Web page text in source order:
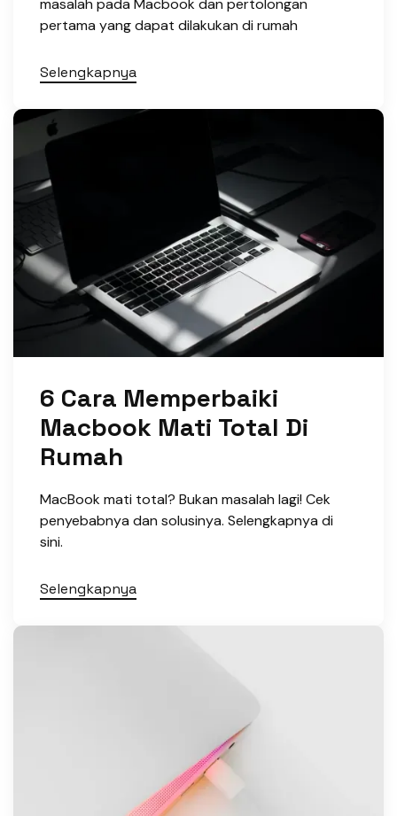
masalah pada Macbook dan pertolongan
pertama yang dapat dilakukan di rumah
Selengkapnya
6 Cara Memperbaiki
Macbook Mati Total Di
Rumah
MacBook mati total? Bukan masalah lagi! Cek
penyebabnya dan solusinya. Selengkapnya di
sini.
Selengkapnya